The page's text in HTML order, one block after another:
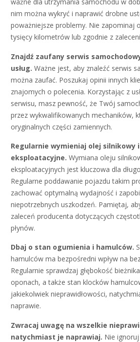
nim można wykryć i naprawić drobne
poważniejsze problemy. Nie zapominaj
tysięcy kilometrów lub zgodnie z
Znajdź zaufany serwis
usług. Ważne jest, aby znaleźć serwis
można zaufać. Poszukaj opinii innych
znajomych o polecenia. Korzystając z
serwisu, masz pewność, że Twój
przez wykwalifikowanych mechaników,
oryginalnych części zamiennych.
Regularnie wymieniaj olej silnikowy i
eksploatacyjne. Wymiana oleju
eksploatacyjnych jest kluczowa dla
Regularne poddawanie pojazdu takim
zachować optymalną wydajność i
niepotrzebnych uszkodzeń. Pamiętaj,
zaleceń producenta dotyczących
płynów.
Dbaj o stan ogumienia i hamulców.
hamulców ma bezpośredni wpływ na
Regularnie sprawdzaj głębokość
oponach, a także stan klocków
jakiekolwiek nieprawidłowości,
naprawie.
Zwracaj uwagę na wszelkie
natychmiast je naprawiaj. Nie